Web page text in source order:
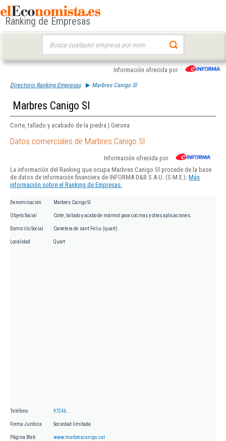
Ranking de Empresas
Información ofrecida por
Directorio Ranking Empresas Marbres Canigo Sl
Marbres Canigo Sl
Corte, tallado y acabado de la piedra | Gerona
Datos comerciales de Marbres Canigo Sl
Información ofrecida por
La información del Ranking que ocupa Marbres Canigo Sl procede de la base
de datos de información financiera de INFORMA D&B S.A.U. (S.M.E.). Más
información sobre el Ranking de Empresas.
Denominación Marbres Canigo Sl
Objeto Social Corte, tallado y acabo de mármol para cocinas y otras aplicaciones.
Domicilio Social Carretera de sant Feliu (quart)
Localidad Quart
Teléfono 97246...
Forma Jurídica Sociedad limitada
Página Web www.marbrescanigo.cat